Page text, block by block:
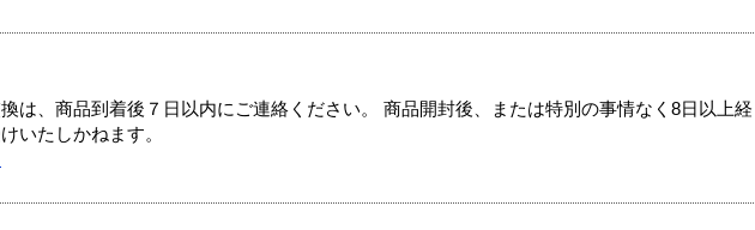
は、商品到着後７日以内にご連絡ください。 商品開封後、または特別の事情なく8日以上経
いたしかねます。